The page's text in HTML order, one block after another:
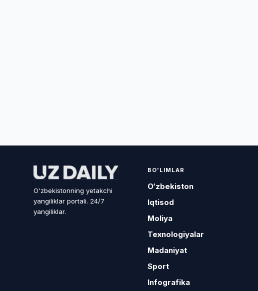
O'zbekistonning yetakchi
yangiliklar portali. 24/7
yangiliklar.
BO'LIMLAR
O‘zbekiston
Iqtisod
Moliya
Texnologiyalar
Madaniyat
Sport
Infografika